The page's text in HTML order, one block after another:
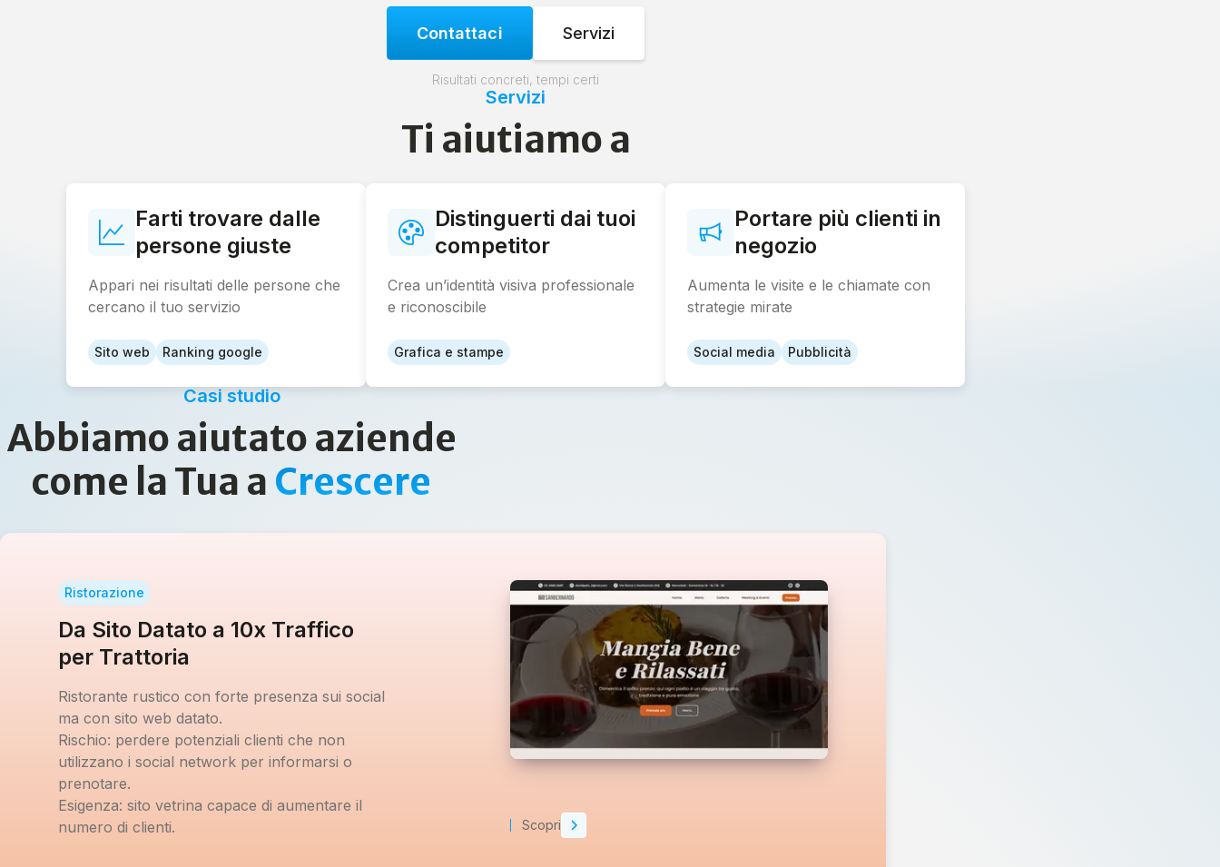
Contattaci Servizi
Risultati concreti, tempi certi
Servizi
Ti aiutiamo a
Farti trovare dalle
persone giuste
Appari nei risultati delle persone che
cercano il tuo servizio
Sito web Ranking google
Distinguerti dai tuoi
competitor
Crea un’identità visiva professionale
e riconoscibile
Grafica e stampe
Portare più clienti in
negozio
Aumenta le visite e le chiamate con
strategie mirate
Social media Pubblicità
Casi studio
Abbiamo aiutato aziende
come la Tua a Crescere
Ristorazione
Da Sito Datato a 10x Traffico
per Trattoria
Ristorante rustico con forte presenza sui social
ma con sito web datato.
Rischio: perdere potenziali clienti che non
utilizzano i social network per informarsi o
prenotare.
Esigenza: sito vetrina capace di aumentare il
numero di clienti.
Scopri